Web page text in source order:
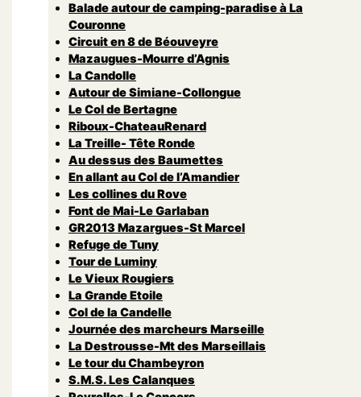
Balade autour de camping-paradise à La
Couronne
Circuit en 8 de Béouveyre
Mazaugues-Mourre d’Agnis
La Candolle
Autour de Simiane-Collongue
Le Col de Bertagne
Riboux-ChateauRenard
La Treille- Tête Ronde
Au dessus des Baumettes
En allant au Col de l’Amandier
Les collines du Rove
Font de Mai-Le Garlaban
GR2013 Mazargues-St Marcel
Refuge de Tuny
Tour de Luminy
Le Vieux Rougiers
La Grande Etoile
Col de la Candelle
Journée des marcheurs Marseille
La Destrousse-Mt des Marseillais
Le tour du Chambeyron
S.M.S. Les Calanques